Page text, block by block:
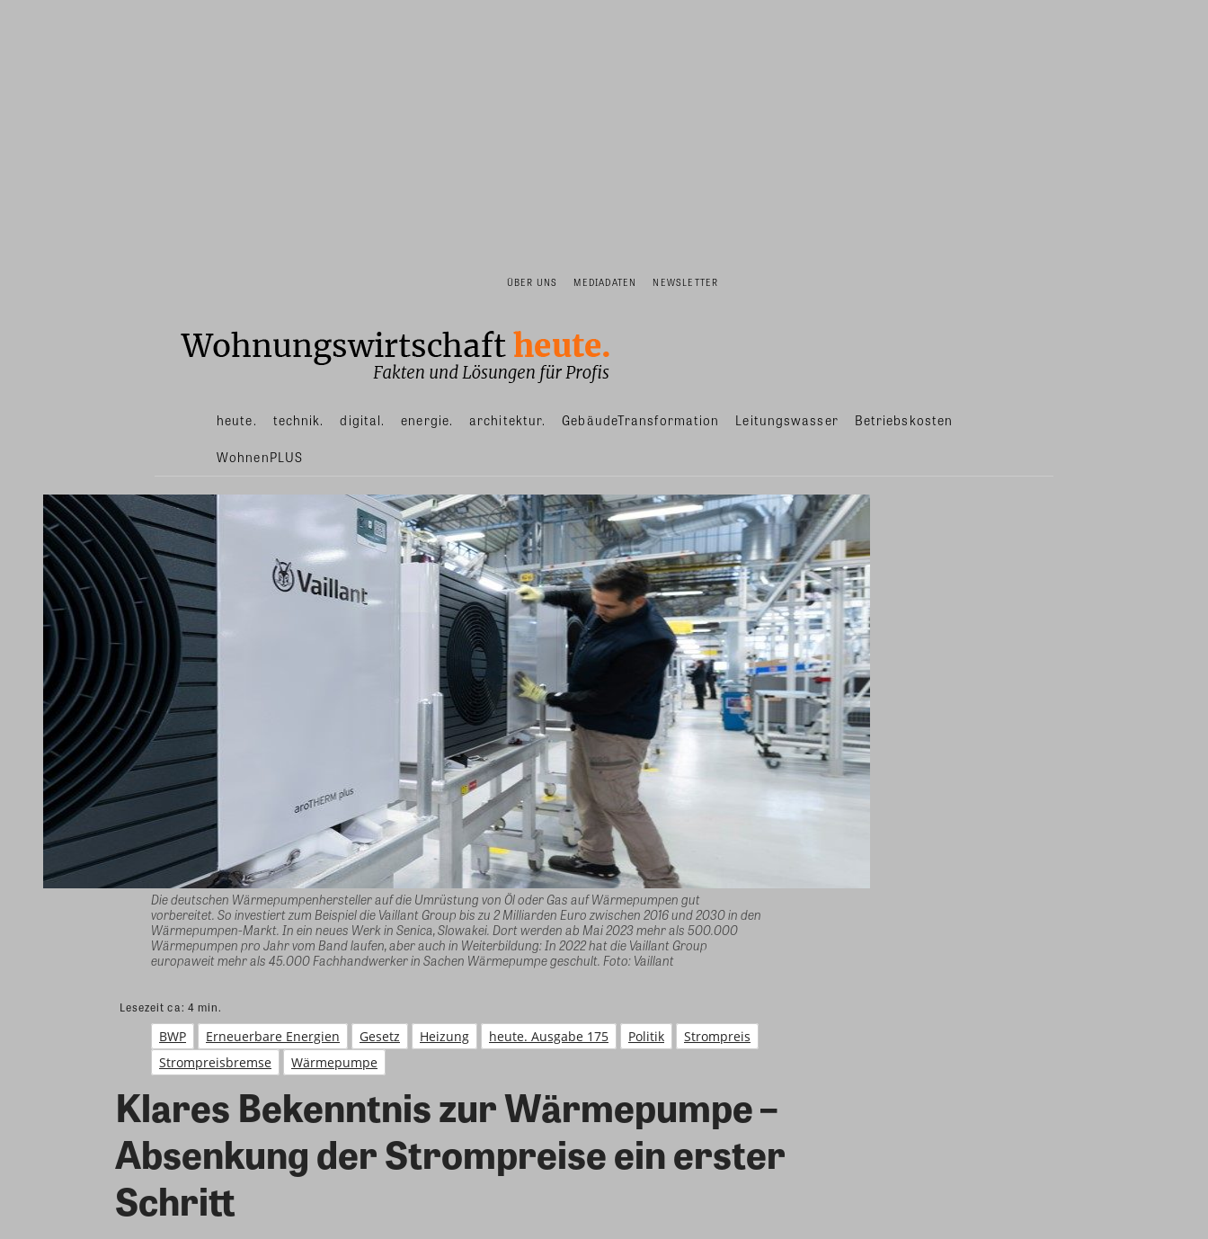
ÜBER UNS MEDIADATEN NEWSLETTER
heute. technik. digital. energie. architektur. GebäudeTransformation Leitungswasser Betriebskosten
WohnenPLUS
Die deutschen Wärmepumpenhersteller auf die Umrüstung von Öl oder Gas auf Wärmepumpen gut
vorbereitet. So investiert zum Beispiel die Vaillant Group bis zu 2 Milliarden Euro zwischen 2016 und 2030 in den
Wärmepumpen-Markt. In ein neues Werk in Senica, Slowakei. Dort werden ab Mai 2023 mehr als 500.000
Wärmepumpen pro Jahr vom Band laufen, aber auch in Weiterbildung: In 2022 hat die Vaillant Group
europaweit mehr als 45.000 Fachhandwerker in Sachen Wärmepumpe geschult. Foto: Vaillant
Lesezeit ca: 4 min.
BWP Erneuerbare Energien Gesetz Heizung heute. Ausgabe 175 Politik
Strompreis
Strompreisbremse
Wärmepumpe
Klares Bekenntnis zur Wärmepumpe –
Absenkung der Strompreise ein erster
Schritt